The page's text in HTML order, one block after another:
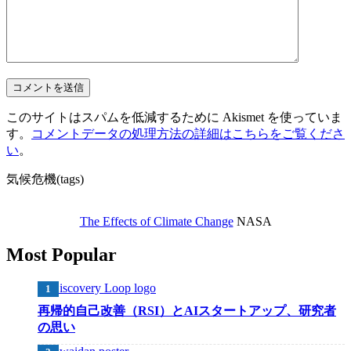
このサイトはスパムを低減するために Akismet を使っていま
す。
コメントデータの処理方法の詳細はこちらをご覧くださ
い。
気候危機(tags)
The Effects of Climate ChangeNASA
Most Popular
再帰的自己改善（RSI）とAIスタートアップ、研究者
の思い